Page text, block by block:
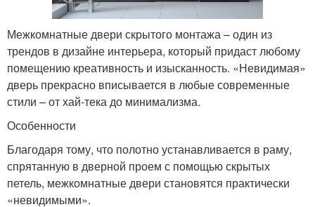
Межкомнатные двери скрытого монтажа – один из
трендов в дизайне интерьера, который придаст любому
помещению креативность и изысканность. «Невидимая»
дверь прекрасно вписывается в любые современные
стили – от хай-тека до минимализма.
Особенности
Благодаря тому, что полотно устанавливается в раму,
спрятанную в дверной проем с помощью скрытых
петель, межкомнатные двери становятся практически
«невидимыми».